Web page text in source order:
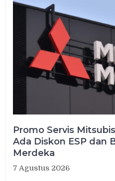
Promo Servis
Ada Diskon ESP dan
Merdeka
7 Agustus 2026